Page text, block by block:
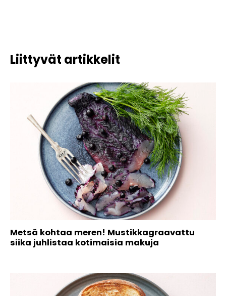
Liittyvät artikkelit
Metsä kohtaa meren! Mustikkagraavattu
siika juhlistaa kotimaisia makuja